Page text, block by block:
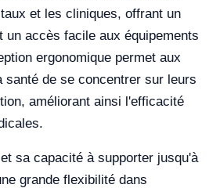
et les cliniques, offrant un
un accès facile aux équipements
ergonomique permet aux
santé de se concentrer sur leurs
améliorant ainsi l'efficacité
sa capacité à supporter jusqu'à
grande flexibilité dans